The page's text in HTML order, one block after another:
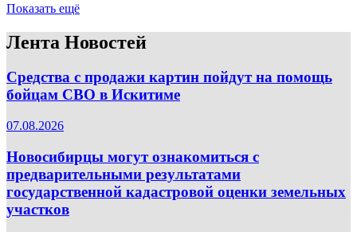
Показать ещё
Лента Новостей
Средства с продажи картин пойдут на помощь
бойцам СВО в Искитиме
07.08.2026
Новосибирцы могут ознакомиться с
предварительными результатами
государственной кадастровой оценки земельных
участков